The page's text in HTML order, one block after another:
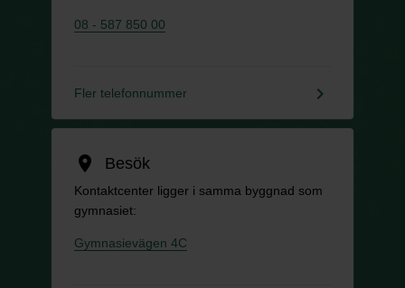
08 - 587 850 00
Fler telefonnummer keyboard_arrow_right
location_on Besök
Kontaktcenter ligger i samma byggnad som
gymnasiet:
Gymnasievägen 4C